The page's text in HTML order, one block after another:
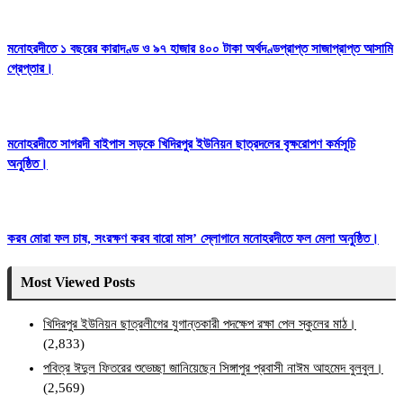
মনোহরদীতে ১ বছরের কারাদণ্ড ও ৯৭ হাজার ৪০০ টাকা অর্থদণ্ডপ্রাপ্ত সাজাপ্রাপ্ত আসামি
গ্রেপ্তার।
মনোহরদীতে সাগরদী বাইপাস সড়কে খিদিরপুর ইউনিয়ন ছাত্রদলের বৃক্ষরোপণ কর্মসূচি
অনুষ্ঠিত।
করব মোরা ফল চাষ, সংরক্ষণ করব বারো মাস’ স্লোগানে মনোহরদীতে ফল মেলা অনুষ্ঠিত।
Most Viewed Posts
খিদিরপুর ইউনিয়ন ছাত্রলীগের যুগান্তকারী পদক্ষেপ রক্ষা পেল স্কুলের মাঠ।
(2,833)
পবিত্র ঈদুল ফিতরের শুভেচ্ছা জানিয়েছেন সিঙ্গাপুর প্রবাসী নাঈম আহমেদ বুলবুল।
(2,569)